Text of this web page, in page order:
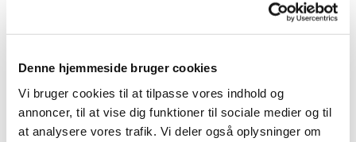
Denne hjemmeside bruger cookies
Vi bruger cookies til at tilpasse vores indhold og
annoncer, til at vise dig funktioner til sociale medier og til
at analysere vores trafik. Vi deler også oplysninger om